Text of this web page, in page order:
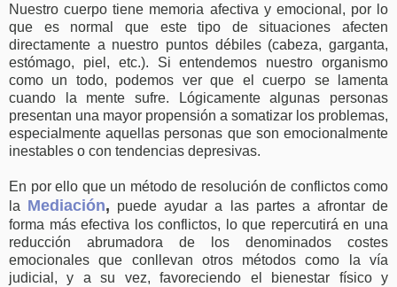
Nuestro cuerpo tiene memoria afectiva y emocional, por lo
que es normal que este tipo de situaciones afecten
directamente a nuestro puntos débiles (cabeza, garganta,
estómago, piel, etc.). Si entendemos nuestro organismo
como un todo, podemos ver que el cuerpo se lamenta
cuando la mente sufre. Lógicamente algunas personas
presentan una mayor propensión a somatizar los problemas,
especialmente aquellas personas que son emocionalmente
inestables o con tendencias depresivas.
En por ello que un método de resolución de conflictos como
la Mediación, puede ayudar a las partes a afrontar de
forma más efectiva los conflictos, lo que repercutirá en una
reducción abrumadora de los denominados costes
emocionales que conllevan otros métodos como la vía
judicial, y a su vez, favoreciendo el bienestar físico y